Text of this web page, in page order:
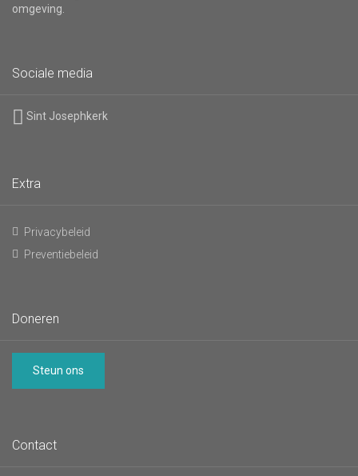
omgeving.
Sociale media
Sint Josephkerk
Extra
Privacybeleid
Preventiebeleid
Doneren
Steun ons
Contact